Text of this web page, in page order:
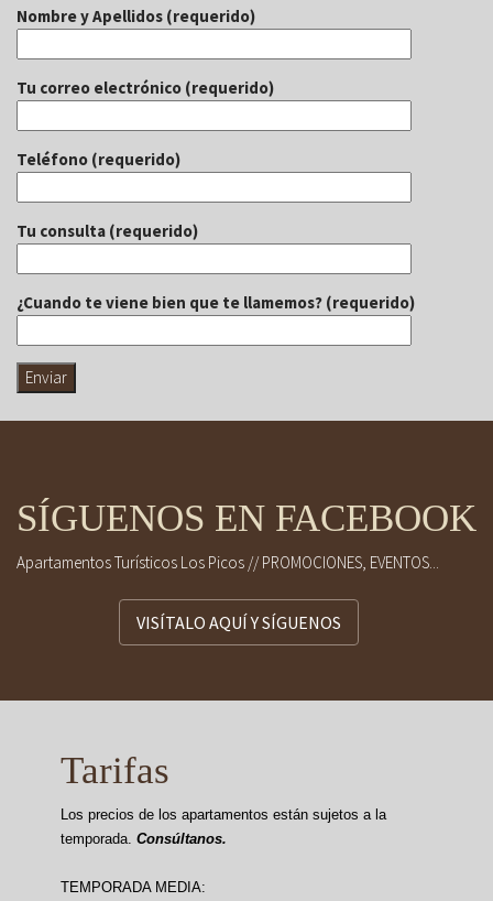
Nombre y Apellidos (requerido)
Tu correo electrónico (requerido)
Teléfono (requerido)
Tu consulta (requerido)
¿Cuando te viene bien que te llamemos? (requerido)
SÍGUENOS EN FACEBOOK
Apartamentos Turísticos Los Picos // PROMOCIONES, EVENTOS...
VISÍTALO AQUÍ Y SÍGUENOS
Tarifas
Los precios de los apartamentos están sujetos a la
temporada. Consúltanos.
TEMPORADA MEDIA: